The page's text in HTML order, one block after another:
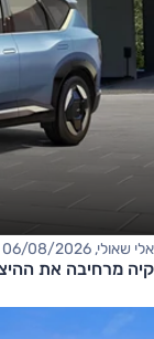
אלי שאולי, 06/08/2026
קיה מרחיבה את